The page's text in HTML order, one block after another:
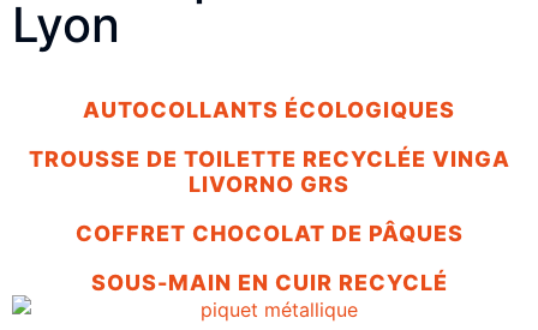
Lyon
AUTOCOLLANTS ÉCOLOGIQUES
TROUSSE DE TOILETTE RECYCLÉE VINGA
LIVORNO GRS
COFFRET CHOCOLAT DE PÂQUES
SOUS-MAIN EN CUIR RECYCLÉ